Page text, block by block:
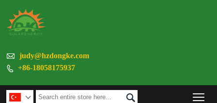
 judy@hzdongke.com
 +86-18058175937
 